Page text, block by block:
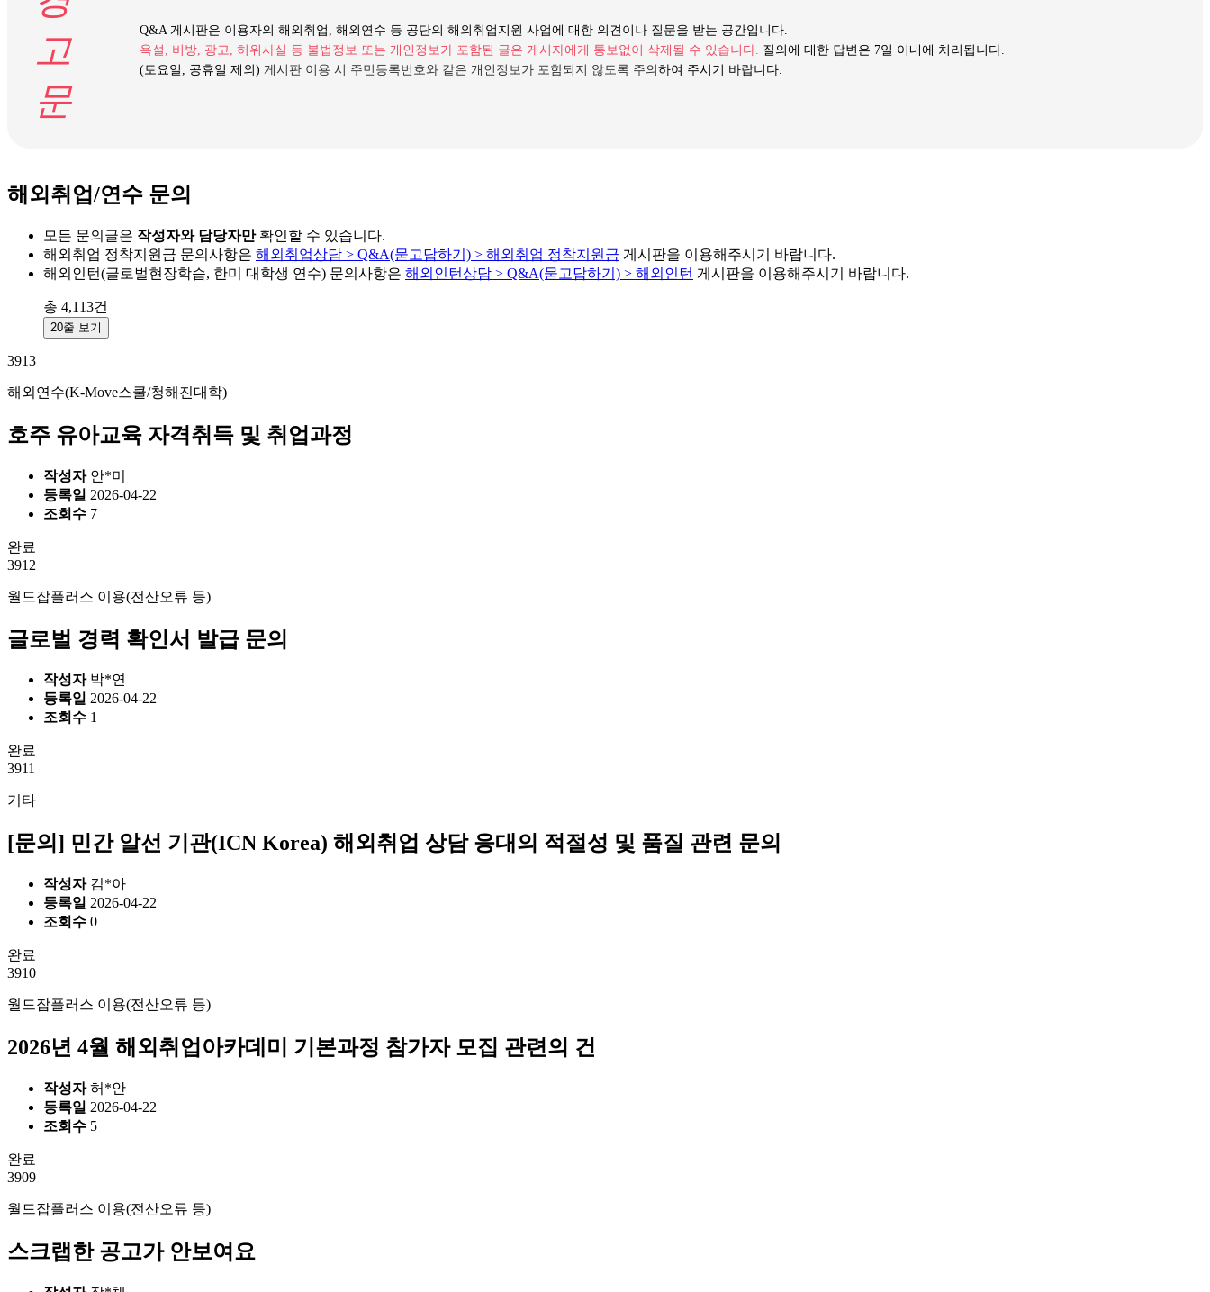
고
문
Q&A 게시판은 이용자의 해외취업, 해외연수 등 공단의 해외취업지원 사업에 대한 의견이나 질문을 받는 공간입니다.
욕설, 비방, 광고, 허위사실 등 불법정보 또는 개인정보가 포함된 글은 게시자에게 통보없이 삭제될 수 있습니다. 질의에 대한 답변은 7일 이내에 처리됩니다.
(토요일, 공휴일 제외) 게시판 이용 시 주민등록번호와 같은 개인정보가 포함되지 않도록 주의하여 주시기 바랍니다.
해외취업/연수 문의
모든 문의글은 작성자와 담당자만확인할 수 있습니다.
해외취업 정착지원금 문의사항은 해외취업상담 > Q&A(묻고답하기) > 해외취업 정착지원금 게시판을 이용해주시기 바랍니다.
해외인턴(글로벌현장학습, 한미 대학생 연수) 문의사항은 해외인턴상담 > Q&A(묻고답하기) > 해외인턴 게시판을 이용해주시기 바랍니다.
총 4,113건
20줄 보기
3913
해외연수(K-Move스쿨/청해진대학)
호주 유아교육 자격취득 및 취업과정
작성자 안*미
등록일 2026-04-22
조회수 7
완료
3912
월드잡플러스 이용(전산오류 등)
글로벌 경력 확인서 발급 문의
작성자 박*연
등록일 2026-04-22
조회수 1
완료
3911
기타
[문의] 민간 알선 기관(ICN Korea) 해외취업 상담 응대의 적절성 및 품질 관련 문의
작성자 김*아
등록일 2026-04-22
조회수 0
완료
3910
월드잡플러스 이용(전산오류 등)
2026년 4월 해외취업아카데미 기본과정 참가자 모집 관련의 건
작성자 허*안
등록일 2026-04-22
조회수 5
완료
3909
월드잡플러스 이용(전산오류 등)
스크랩한 공고가 안보여요